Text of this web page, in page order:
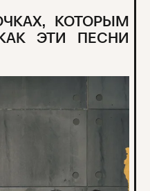
КОТОРЫМ
ЭТИ ПЕСНИ